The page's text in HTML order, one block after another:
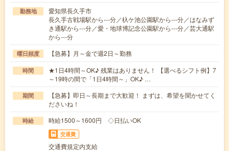
勤務地
愛知県長久手市
長久手古戦場駅から---分／杁ケ池公園駅から---分／はなみず
き通駅から---分／愛・地球博記念公園駅から---分／芸大通駅
から---分
曜日頻度 【急募】月～金で週2日～勤務
時間
★1日4時間～OK♪ 残業はありません！ 【選べるシフト例】7
～19時の間で「1日4時間～」OK♪ …
期間
【急募】即日～長期まで大歓迎！ まずは、希望を聞かせてく
ださいね！
時給 時給1500～1600円 ◇日払いOK
交通費
交通費規定内支給